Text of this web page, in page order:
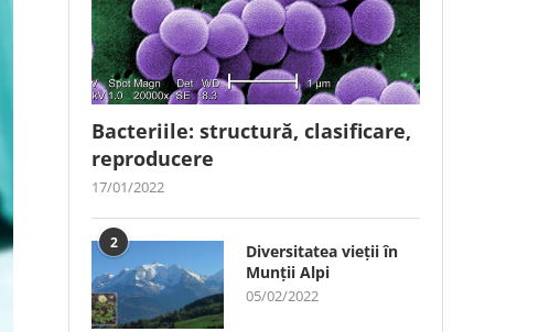
Bacteriile: structură, clasificare,
reproducere
17/01/2022
2
Diversitatea vieții în
Munții Alpi
05/02/2022